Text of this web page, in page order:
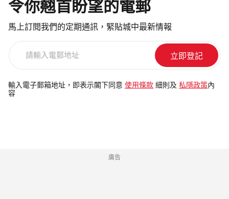
令你翹首盼望的電郵
馬上訂閱我們的定期通訊，緊貼城中最新情報
電
郵
輸入電子郵箱地址，即表示閣下同意 使用條款 細則及 私隱政策內
容
廣告